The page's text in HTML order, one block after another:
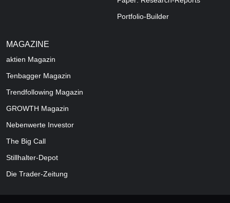
Portfolio-Builder
MAGAZINE
aktien Magazin
Tenbagger Magazin
Trendfollowing Magazin
GROWTH Magazin
Nebenwerte Investor
The Big Call
Stillhalter-Depot
Die Trader-Zeitung